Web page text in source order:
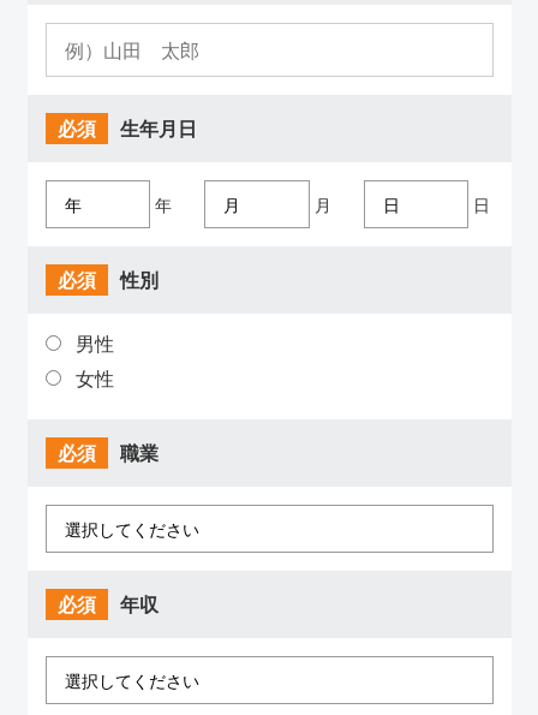
必須 生年月日
年 月 日
必須 性別
男性
女性
必須 職業
必須 年収